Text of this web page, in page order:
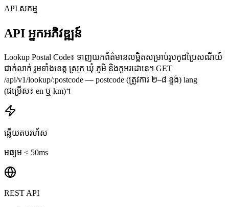
API សកម្ម
API អ្នកអភិវឌ្ឍន៍
Lookup Postal Code៖ ទាញយកព័ត៌មានលម្អិតសម្រាប់រូបកូដប្រៃសណីយ៍
ជាក់លាក់ រួមទាំងខេត្ត ស្រុក ឃុំ ភូមិ និងកូអរដោនេ។ GET
/api/v1/lookup/:postcode — postcode (ត្រូវការ ២–៨ ខ្ទង់) lang
(ជម្រើស៖ en ឬ km)។
ឆ្លើយតបរហ័ស
មធ្យម < 50ms
REST API